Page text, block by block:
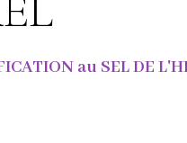
au SEL DE